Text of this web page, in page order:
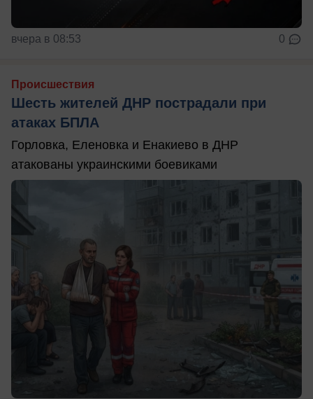
вчера в 08:53 0
Происшествия
Шесть жителей ДНР пострадали при
атаках БПЛА
Горловка, Еленовка и Енакиево в ДНР
атакованы украинскими боевиками